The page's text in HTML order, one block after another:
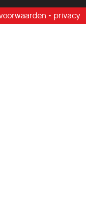
• privacy